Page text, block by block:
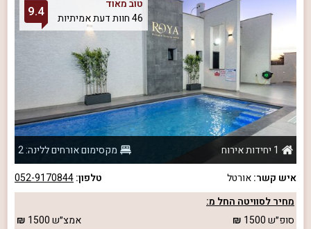
טוב מאוד
46 חוות דעת אמיתיות
9.4
1 יחידות אירוח
מקסימום אורחים ללינה: 2
איש קשר:אורטל טלפון:052-9170844
מחיר לסוויטה החל מ:
סופ״ש1500 אמצ״ש1500